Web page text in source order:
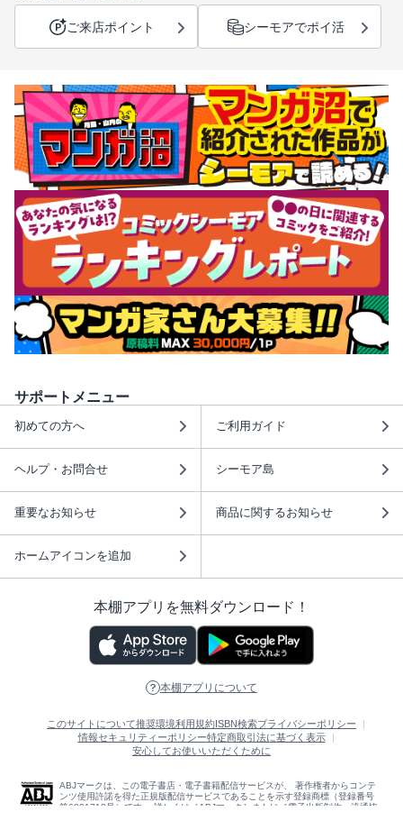
ご来店ポイント シーモアでポイ活
サポートメニュー
初めての方へ ご利用ガイド
ヘルプ・お問合せ シーモア島
重要なお知らせ 商品に関するお知らせ
ホームアイコンを追加
本棚アプリを無料ダウンロード！
本棚アプリについて
このサイトについて推奨環境利用規約 ISBN検索プライバシーポリシー
情報セキュリティーポリシー特定商取引法に基づく表示
安心してお使いいただくために
ABJマークは、この電子書店・電子書籍配信サービスが、 著作権者からコンテ
ンツ使用許諾を得た正規版配信サービスであることを示す登録商標（登録番号
第6091713号）です。 詳しくは［ABJマーク］または［電子出版制作・流通協